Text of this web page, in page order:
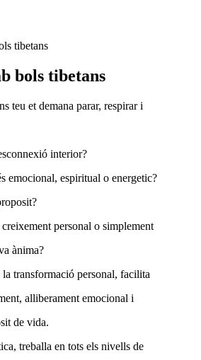
tibetans
bols tibetans
teu et demana parar, respirar i
interior?
emocional, espiritual o energetic?
personal o simplement
ànima?
transformació personal, facilita
alliberament emocional i
de vida.
treballa en tots els nivells de